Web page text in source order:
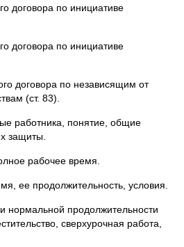
договора по инициативе
договора по инициативе
договора по независящим от
(ст. 83).
работника, понятие, общие
защиты.
рабочее время.
ее продолжительность, условия.
нормальной продолжительности
сверхурочная работа,